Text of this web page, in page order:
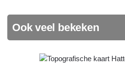
Ook veel bekeken